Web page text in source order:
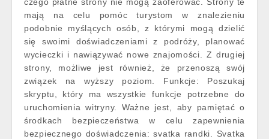
mają na celu pomóc turystom w znalezieniu
podobnie myślących osób, z którymi mogą dzielić
się swoimi doświadczeniami z podróży, planować
wycieczki i nawiązywać nowe znajomości. Z drugiej
strony, możliwe jest również, że przenoszą swój
związek na wyższy poziom. Funkcje: Poszukaj
skryptu, który ma wszystkie funkcje potrzebne do
uruchomienia witryny. Ważne jest, aby pamiętać o
środkach bezpieczeństwa w celu zapewnienia
bezpiecznego doświadczenia: svatka randki. Svatka